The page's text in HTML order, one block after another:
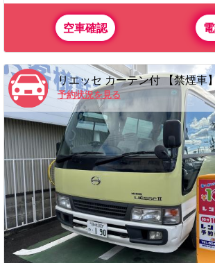
空車確認
リエッセ カーテン付 【禁煙車
予約状況を見る